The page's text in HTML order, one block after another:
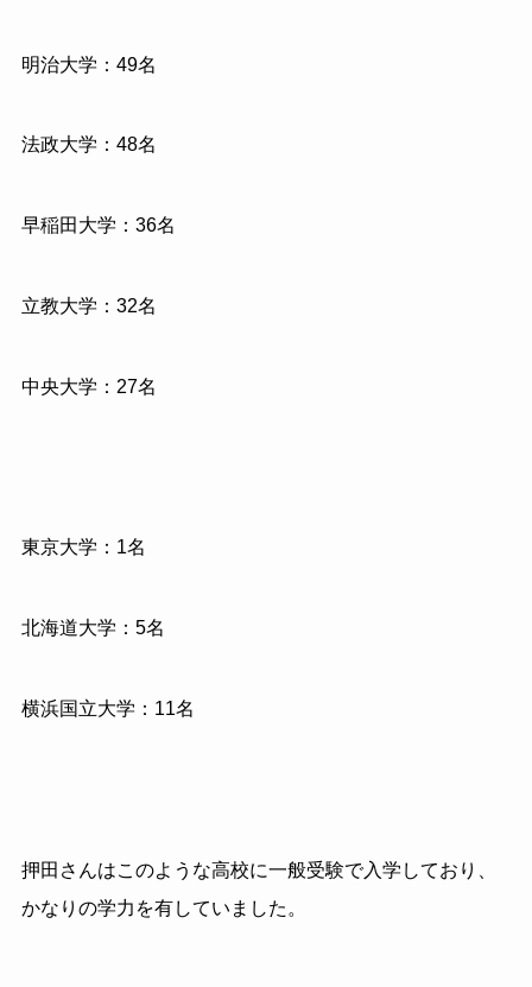
明治大学： 49名
法政大学： 48名
早稲田大学： 36名
立教大学： 32名
中央大学： 27名
東京大学： 1名
北海道大学： 5名
横浜国立大学： 11名
押田さんはこのような高校に一般受験で入学しており、
かなりの学力を有していました。